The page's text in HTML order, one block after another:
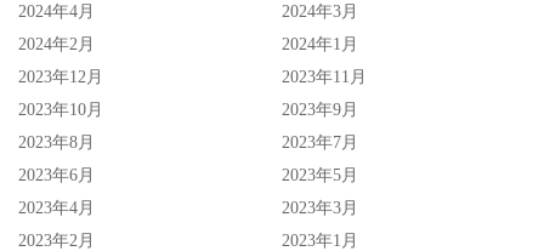
2024年4月
2024年3月
2024年2月
2024年1月
2023年12月
2023年11月
2023年10月
2023年9月
2023年8月
2023年7月
2023年6月
2023年5月
2023年4月
2023年3月
2023年2月
2023年1月